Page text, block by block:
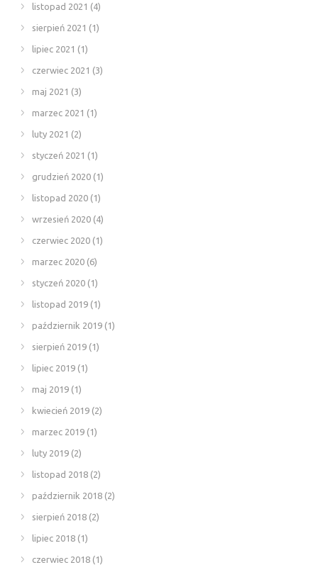
listopad 2021 (4)
sierpień 2021 (1)
lipiec 2021 (1)
czerwiec 2021 (3)
maj 2021 (3)
marzec 2021 (1)
luty 2021 (2)
styczeń 2021 (1)
grudzień 2020 (1)
listopad 2020 (1)
wrzesień 2020 (4)
czerwiec 2020 (1)
marzec 2020 (6)
styczeń 2020 (1)
listopad 2019 (1)
październik 2019 (1)
sierpień 2019 (1)
lipiec 2019 (1)
maj 2019 (1)
kwiecień 2019 (2)
marzec 2019 (1)
luty 2019 (2)
listopad 2018 (2)
październik 2018 (2)
sierpień 2018 (2)
lipiec 2018 (1)
czerwiec 2018 (1)